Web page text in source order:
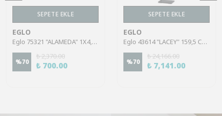
SEPETE EKLE
EGLO
Eglo 75321 "ALAMEDA" 1X4,5W Çelik Nikel Mat Sıva Üstü Spot
%70
₺ 2,370.00
₺ 700.00
SEPETE EKLE
EGLO
Eglo 43614 "LACEY" 159,5 Cm Yüksekliğinde Çelik, Ahşap Köşe Lambası Lambader
%70
₺ 24,166.00
₺ 7,141.00